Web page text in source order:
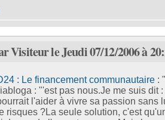
Visiteur le Jeudi 07/12/2006 à
: Le financement communautaire: "
: "'est pas nous.Je me suis dit :
l'aider à vivre sa passion sans
risques ?La seule solution, c'est